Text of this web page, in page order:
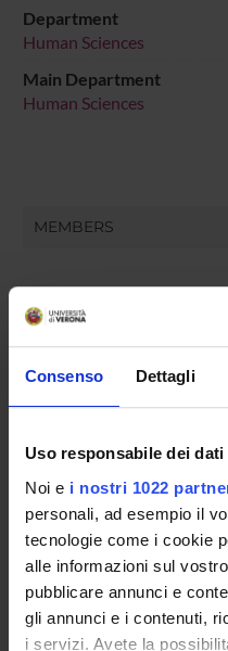
Consenso Dettagli
Uso responsabile dei dati
Noi e i nostri 1022
personali, ad esempio il
tecnologie come i cookie
alle informazioni sul
pubblicare annunci e
gli annunci e i contenuti,
i servizi. Avete la
Department
Human Sciences
Main Department
Human Sciences
MEMBERS
Suzana Jovanovic
Gianluca Solla
Sabrina Tosi Cambini
RECORDS AND